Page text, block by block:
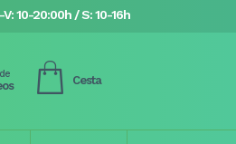
V: 10-20:00h / S: 10-16h
Cesta